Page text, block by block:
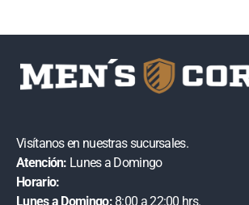
Visítanos en nuestras sucursales.
Atención: Lunes a Domingo
Horario:
Lunes a Domingo:8:00 a 22:00 hrs.